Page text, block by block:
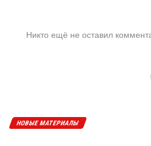
Никто ещё не оставил
НОВЫЕ МАТЕРИАЛЫ